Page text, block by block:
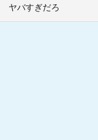
ヤバすぎだろ